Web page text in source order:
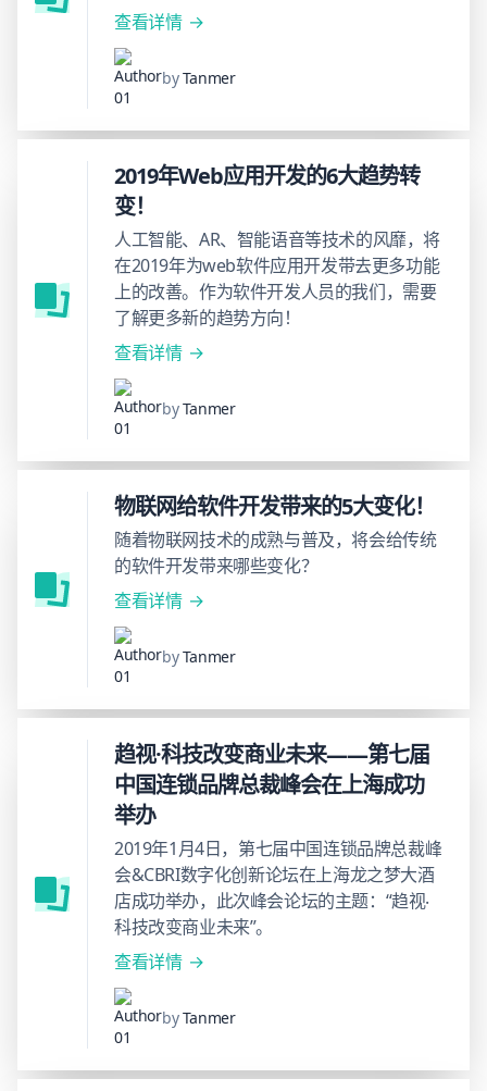
查看详情
byTanmer
2019年Web应用开发的6大趋势转
变！
人工智能、AR、智能语音等技术的风靡，将
在2019年为web软件应用开发带去更多功能
上的改善。作为软件开发人员的我们，需要
了解更多新的趋势方向！
查看详情
byTanmer
物联网给软件开发带来的5大变化！
随着物联网技术的成熟与普及，将会给传统
的软件开发带来哪些变化？
查看详情
byTanmer
趋视·科技改变商业未来——第七届
中国连锁品牌总裁峰会在上海成功
举办
2019年1月4日，第七届中国连锁品牌总裁峰
会&CBRI数字化创新论坛在上海龙之梦大酒
店成功举办，此次峰会论坛的主题：“趋视‧
科技改变商业未来”。
查看详情
byTanmer